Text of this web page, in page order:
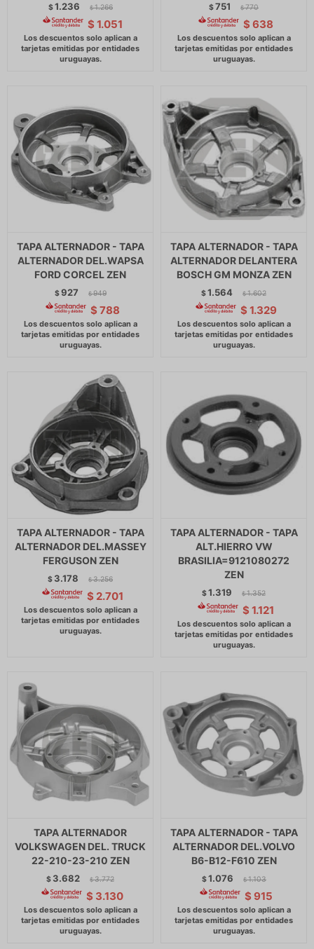
$1.236 $ 1.266
$ 1.051
$751 $ 770
$ 638
TAPA ALTERNADOR - TAPA
ALTERNADOR DEL.WAPSA
FORD CORCEL ZEN
$927 $ 949
$ 788
TAPA ALTERNADOR - TAPA
ALTERNADOR DELANTERA
BOSCH GM MONZA ZEN
$1.564 $ 1.602
$ 1.329
TAPA ALTERNADOR - TAPA
ALTERNADOR DEL.MASSEY
FERGUSON ZEN
$ 3.178 $ 3.256
$ 2.701
TAPA ALTERNADOR - TAPA
ALT.HIERRO VW
BRASILIA=9121080272
ZEN
$1.319 $ 1.352
$ 1.121
TAPA ALTERNADOR
VOLKSWAGEN DEL. TRUCK
22-210-23-210 ZEN
$ 3.682 $ 3.772
$ 3.130
TAPA ALTERNADOR - TAPA
ALTERNADOR DEL.VOLVO
B6-B12-F610 ZEN
$1.076 $ 1.103
$ 915